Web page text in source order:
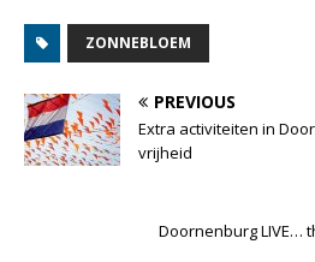
ZONNEBLOEM
PREVIOUS
Extra activiteiten in
vrijheid
Doornenburg LIVE…